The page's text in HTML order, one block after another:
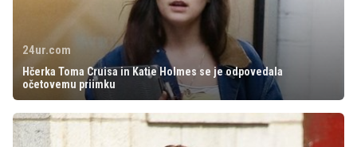
24ur.com
Hčerka Toma Cruisa in Katie Holmes se je odpovedala
očetovemu priimku